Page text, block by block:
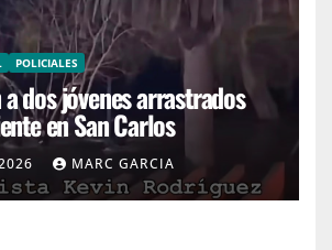
POLICIALES
dos jóvenes arrastrados
en San Carlos
MARC GARCIA